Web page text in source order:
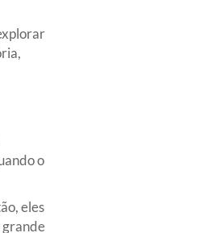
o
eles
grande